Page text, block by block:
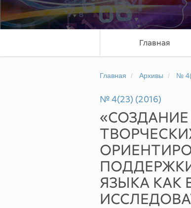
Главная
Главная Архивы №
№ 4(23) (2016)
ЯЗЫКА КАК